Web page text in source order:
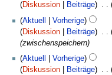
Diskussion
Beiträge
Aktuell
Vorherige
Diskussion
Beiträge
zwischenspeichern
Oktober
Aktuell Vorherige
Diskussion
Beiträge